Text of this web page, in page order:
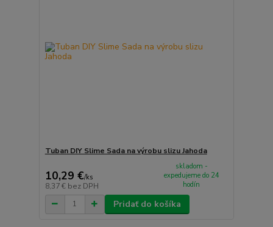
Tuban DIY Slime Sada na výrobu slizu Jahoda
10,29 €/ks
8,37 € bez DPH
skladom -
expedujeme do 24
hodín
Pridať do košíka